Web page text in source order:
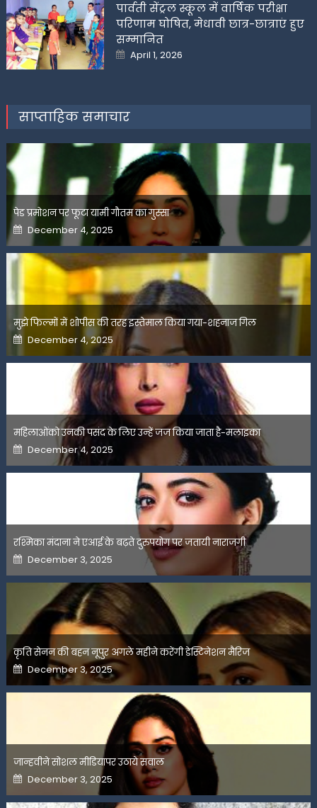
पार्वती सेंट्रल स्कूल में वार्षिक परीक्षा
परिणाम घोषित, मेधावी छात्र-छात्राएं हुए
सम्मानित
Posted
on
April 1, 2026
साप्ताहिक समाचार
पेड प्रमोशन पर फूटा यामी गौतम का गुस्सा
Posted
on
December 4, 2025
मुझे फिल्मों में शोपीस की तरह इस्तेमाल किया गया-शहनाज गिल
Posted
on
December 4, 2025
महिलाओंको उनकी पसंद के लिए उन्हें जज किया जाता है-मलाइका
Posted
on
December 4, 2025
रश्मिका मंदाना ने एआई के बढ़ते दुरुपयोग पर जतायी नाराजगी
Posted
on
December 3, 2025
कृति सेनन की बहन नूपुर अगले महीने करेंगी डेस्टिनेशन मैरिज
Posted
on
December 3, 2025
जान्हवीने सोशल मीडियापर उठाये सवाल
Posted
on
December 3, 2025